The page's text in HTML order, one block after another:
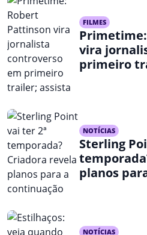
FILMES
vira
primeiro
NOTÍCIAS
Sterling
planos
NOTÍCIAS